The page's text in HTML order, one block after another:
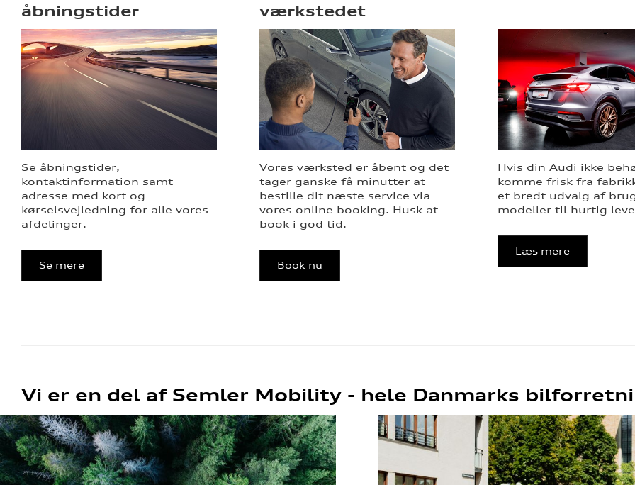
åbningstider
Se åbningstider,
kontaktinformation samt
adresse med kort og
kørselsvejledning for alle vores
afdelinger.
Se mere
værkstedet
Vores værksted er åbent og det
tager ganske få minutter at
bestille dit næste service via
vores online booking. Husk at
book i god tid.
Book nu
Hvis din Audi ikke
komme frisk fra
et bredt udvalg af
modeller til hurtig
Læs mere
Vi er en del af Semler Mobility - hele Danmarks